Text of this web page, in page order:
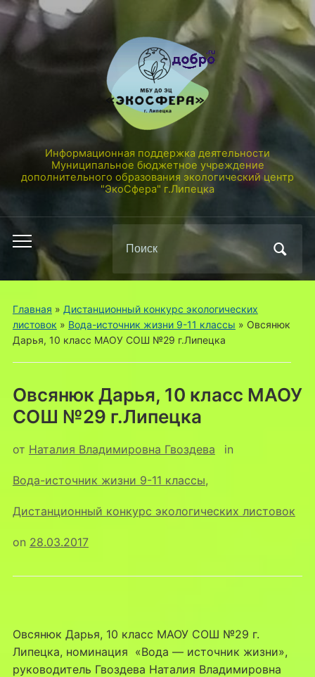
Информационная поддержка деятельности
Муниципальное бюджетное учреждение
дополнительного образования экологический центр
"ЭкоСфера" г.Липецка
Переключить
мобильное
меню
по:
Главная » Дистанционный конкурс экологических
листовок » Вода-источник жизни 9-11 классы » Овсянюк
Дарья, 10 класс МАОУ СОШ №29 г.Липецка
Овсянюк Дарья, 10 класс МАОУ
СОШ №29 г.Липецка
от Наталия Владимировна Гвоздева in
Вода-источник жизни 9-11 классы,
Дистанционный конкурс экологических листовок
on 28.03.2017
Овсянюк Дарья, 10 класс МАОУ СОШ №29 г.
Липецка, номинация «Вода — источник жизни»,
руководитель Гвоздева Наталия Владимировна